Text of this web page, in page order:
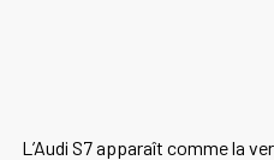
L’Audi S7 apparaît comme la